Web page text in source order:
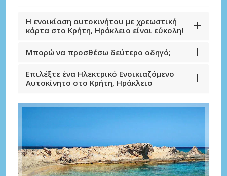
Η ενοικίαση αυτοκινήτου με χρεωστική
κάρτα στο Κρήτη, Ηράκλειο είναι εύκολη!
Μπορώ να προσθέσω δεύτερο οδηγό;
Επιλέξτε ένα Ηλεκτρικό Ενοικιαζόμενο
Αυτοκίνητο στο Κρήτη, Ηράκλειο